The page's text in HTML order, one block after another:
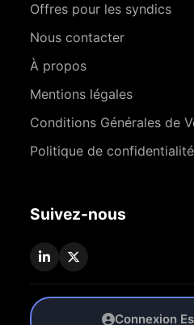
Offres pour les syndics
Nous contacter
À propos
Mentions légales
Conditions Générales de
Politique de confidentialité
Suivez-nous
Connexion